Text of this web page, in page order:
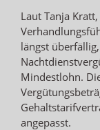
Laut Tanja
längst
Mindestlohn.
angepasst.